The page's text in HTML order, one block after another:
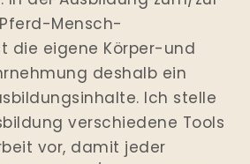
Mensch-
die eigene Körper-und
deshalb ein
Ich stelle
verschiedene Tools
vor, damit jeder